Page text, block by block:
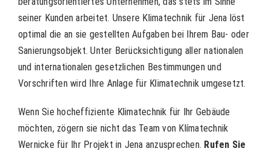
seiner Kunden arbeitet. Unsere Klimatechnik für Jena löst
optimal die an sie gestellten Aufgaben bei Ihrem Bau- oder
Sanierungsobjekt. Unter Berücksichtigung aller nationalen
und internationalen gesetzlichen Bestimmungen und
Vorschriften wird Ihre Anlage für Klimatechnik umgesetzt.
Wenn Sie hocheffiziente Klimatechnik für Ihr Gebäude
möchten, zögern sie nicht das Team von Klímatechnik
Wernicke für Ihr Projekt in Jena anzusprechen. Rufen Sie